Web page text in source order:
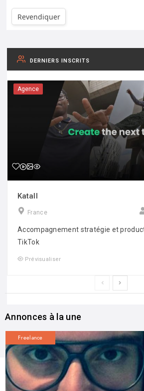
Revendiquer
DERNIERS INSCRITS
Agence
Katall
France
Accompagnement stratégie et
TikTok
Prévisualiser
Annonces à la une
Freelance